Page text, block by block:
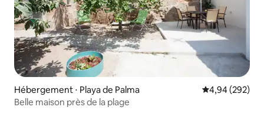
Hébergement ⋅ Playa de Palma Évaluation
4,94 (292)
Belle maison près de la plage